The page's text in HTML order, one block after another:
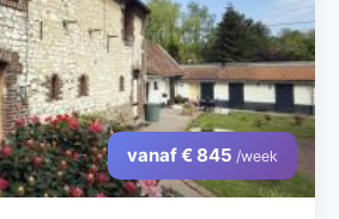
vanaf € 845 /week